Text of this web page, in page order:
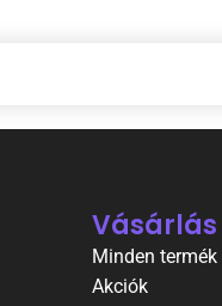
Vásárlás
Minden termék
Akciók